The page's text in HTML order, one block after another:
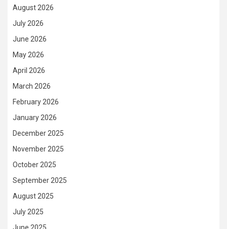
August 2026
July 2026
June 2026
May 2026
April 2026
March 2026
February 2026
January 2026
December 2025
November 2025
October 2025
September 2025
August 2025
July 2025
June 2025